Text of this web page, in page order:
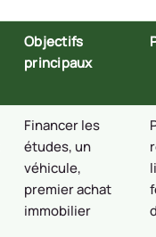
Objectifs
principaux
Financer les
études, un
véhicule,
premier achat
immobilier